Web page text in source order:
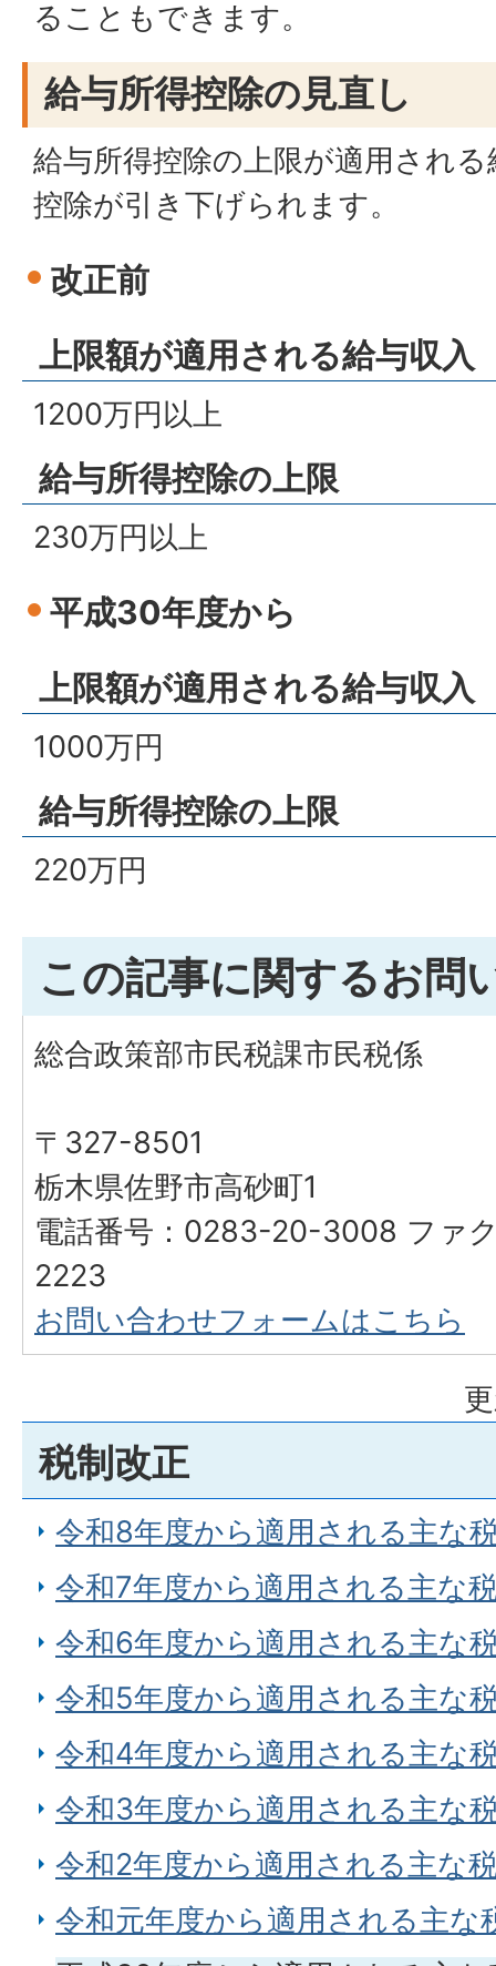
ることもできます。
給与所得控除の見直し
給与所得控除の上限が適用され
控除が引き下げられます。
改正前
上限額が適用される給与収入
1200万円以上
給与所得控除の上限
230万円以上
平成30年度から
上限額が適用される給与収入
1000万円
給与所得控除の上限
220万円
この記事に関するお問
総合政策部市民税課市民税係
〒327-8501
栃木県佐野市高砂町1
電話番号：0283-20-3008 ファ
2223
お問い合わせフォームはこちら
税制改正
令和8年度から適用される主な
令和7年度から適用される主な
令和6年度から適用される主な
令和5年度から適用される主な
令和4年度から適用される主な
令和3年度から適用される主な
令和2年度から適用される主な
令和元年度から適用される主な